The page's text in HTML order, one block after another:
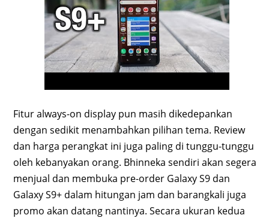
Fitur always-on display pun masih dikedepankan
dengan sedikit menambahkan pilihan tema. Review
dan harga perangkat ini juga paling di tunggu-tunggu
oleh kebanyakan orang. Bhinneka sendiri akan segera
menjual dan membuka pre-order Galaxy S9 dan
Galaxy S9+ dalam hitungan jam dan barangkali juga
promo akan datang nantinya. Secara ukuran kedua